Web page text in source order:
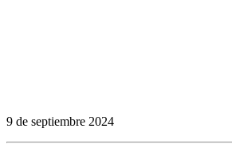
9 de septiembre 2024